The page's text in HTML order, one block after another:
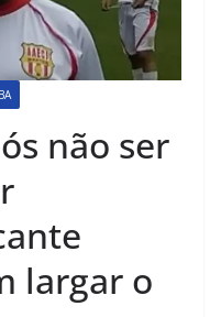
não ser
largar o